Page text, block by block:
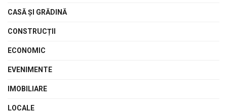
CASĂ ŞI GRĂDINĂ
CONSTRUCȚII
ECONOMIC
EVENIMENTE
IMOBILIARE
LOCALE